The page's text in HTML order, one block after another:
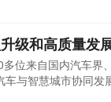
级和高质量发
位来自国内汽车界
与智慧城市协同发